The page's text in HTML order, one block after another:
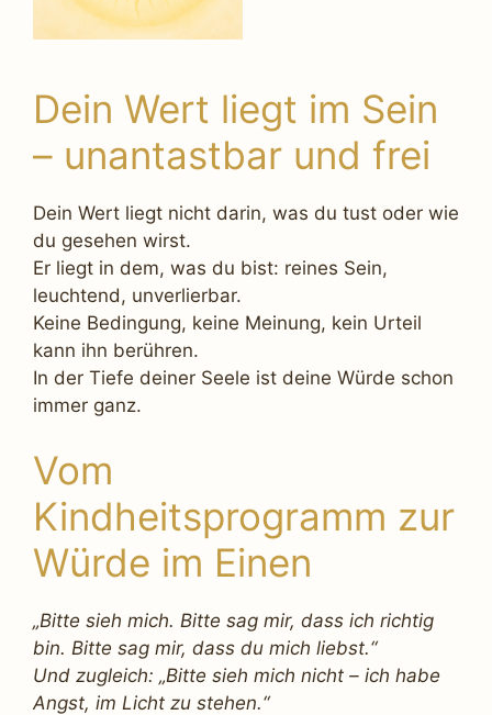
Dein Wert liegt im Sein
– unantastbar und frei
Dein Wert liegt nicht darin, was du tust oder wie
du gesehen wirst.
Er liegt in dem, was du bist: reines Sein,
leuchtend, unverlierbar.
Keine Bedingung, keine Meinung, kein Urteil
kann ihn berühren.
In der Tiefe deiner Seele ist deine Würde schon
immer ganz.
Vom
Kindheitsprogramm zur
Würde im Einen
„Bitte sieh mich. Bitte sag mir, dass ich richtig
bin. Bitte sag mir, dass du mich liebst.“
Und zugleich: „Bitte sieh mich nicht – ich habe
Angst, im Licht zu stehen.“